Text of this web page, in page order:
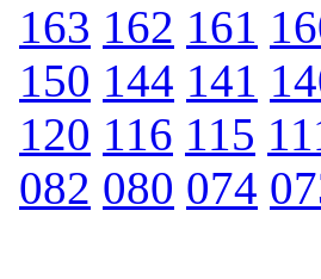
163 162 161
150 144 141
120 116 115
082 080 074